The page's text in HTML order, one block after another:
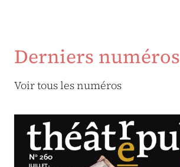
Derniers numéros
Voir tous les numéros